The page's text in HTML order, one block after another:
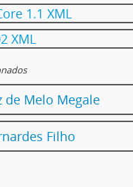
1.1 XML
XML
de Melo Megale
Filho